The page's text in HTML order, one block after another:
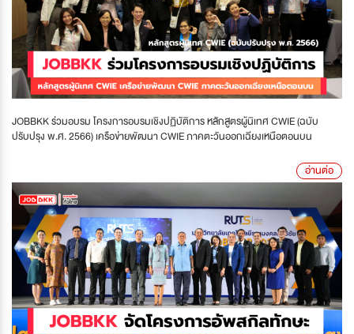
JOBBKK ร่วมอบรม โครงการอบรมเชิงปฏิบัติการ หลักสูตรผู้นิเทศ CWIE (ฉบับ
ปรับปรุง พ.ศ. 2566) เครือข่ายพัฒนา CWIE ภาคตะวันออกเฉียงเหนือตอนบน
อ่านต่อ